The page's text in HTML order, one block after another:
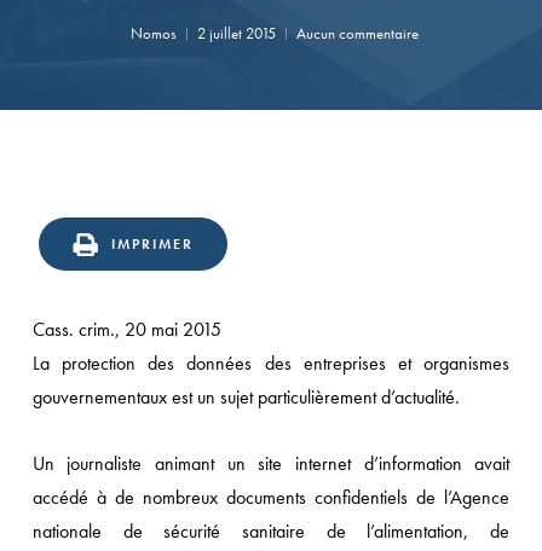
Nomos 2 juillet 2015 Aucun commentaire
IMPRIMER
Cass. crim., 20 mai 2015
La protection des données des entreprises et organismes
gouvernementaux est un sujet particulièrement d’actualité.
Un journaliste animant un site internet d’information avait
accédé à de nombreux documents confidentiels de l’Agence
nationale de sécurité sanitaire de l’alimentation, de